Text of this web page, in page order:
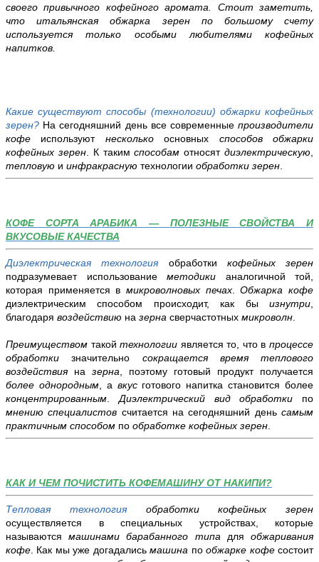
своего привычного кофейного аромата. Стоит заметить,
что итальянская обжарка зерен по большому счету
используется только особыми любителями кофейных
напитков.
Какие существуют способы (технологии) обжарки кофейных
зерен? На сегодняшний день все современные производители
кофе используют несколькоосновных способов обжарки
кофейных зерен. К такимспособамотносятдиэлектрическую
тепловую и инфракрасную технологии обработки зерен
КОФЕ СОРТА АРАБИКА — ПОЛЕЗНЫЕ СВОЙСТВА И
ВКУСОВЫЕ КАЧЕСТВА
Диэлектрическая технология обработки кофейных зерен
подразумевает использование методики аналогичной той,
которая применяется в микроволновых печах.Обжарка кофе
диэлектрическим способом происходит, как бы изнутри
благодаря воздействию на зерна сверчастотных микроволн
Преимуществом такойтехнологии является то, что впроцессе
обработки значительно сокращается время теплового
воздействияна зерна , поэтому готовый продукт получается
более однородным, а вкус готового напитка становится более
концентрированным
Диэлектрический вид обработки по
мнению специалистов считается на сегодняшний деньсамым
практичным способом по обработке кофейных зерен
КАК И ЧЕМ ПОЧИСТИТЬ КОФЕМАШИНУ ОТ НАКИПИ?
Тепловая технология
обработки кофейных зерен
осуществляется в специальных устройствах, которые
называютсямашинами барабанного типа дляобжаривания
кофе . Как мы уже догадалисьмашина пообжарке кофесостоит